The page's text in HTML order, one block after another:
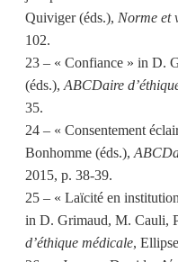
Quiviger (éds.), Norme et
102.
23 – « Confiance » in D.
(éds.), ABCDaire
35.
24 – « Consentement
Bonhomme (éds.),
2015, p. 38-39.
25 – « Laïcité en
in D. Grimaud, M. Cauli,
d’éthique médicale,